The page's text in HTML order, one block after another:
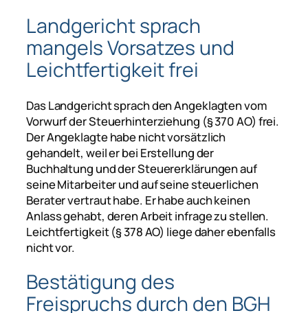
Landgericht sprach
mangels Vorsatzes und
Leichtfertigkeit frei
Das Landgericht sprach den Angeklagten vom
Vorwurf der Steuerhinterziehung (§ 370 AO) frei.
Der Angeklagte habe nicht vorsätzlich
gehandelt, weil er bei Erstellung der
Buchhaltung und der Steuererklärungen auf
seine Mitarbeiter und auf seine steuerlichen
Berater vertraut habe. Er habe auch keinen
Anlass gehabt, deren Arbeit infrage zu stellen.
Leichtfertigkeit (§ 378 AO) liege daher ebenfalls
nicht vor.
Bestätigung des
Freispruchs durch den BGH